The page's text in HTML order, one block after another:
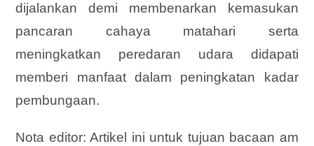
dijalankan demi membenarkan kemasukan
pancaran cahaya matahari serta
meningkatkan peredaran udara didapati
memberi manfaat dalam peningkatan kadar
pembungaan.
Nota editor: Artikel ini untuk tujuan bacaan am